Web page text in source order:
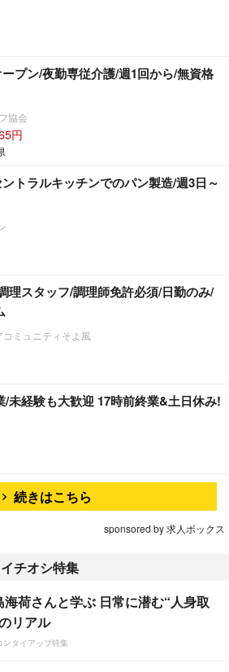
プン/夜勤専従介護/週1回から/無資格
協会
円
トラルキッチンでのパン製造/週3日～
理スタッフ/調理師免許必須/日勤のみ/
ミュニティそよ風
未経験も大歓迎 17時前終業&土日休み!
続きはこちら
sponsored by 求人ボックス
チオシ特集
海荷さんと学ぶ 日常に潜む“人身取
リアル
ンタイアップ特集